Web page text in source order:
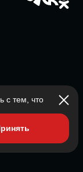
с тем, что